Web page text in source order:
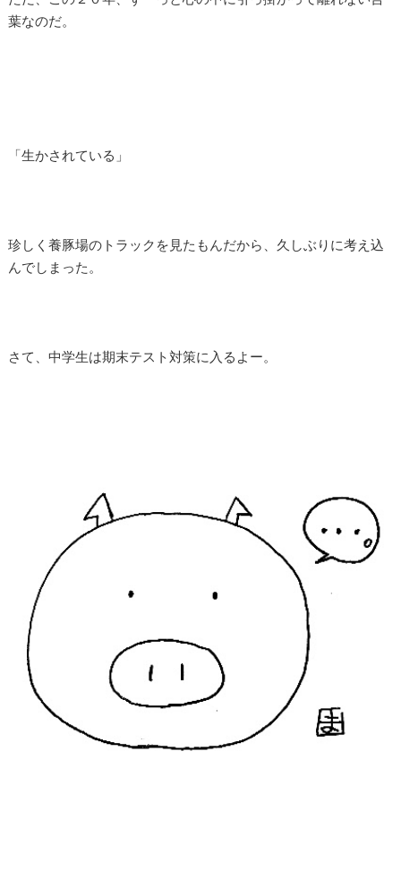
葉なのだ。
「生かされている」
珍しく養豚場のトラックを見たもんだから、久しぶりに考え込
んでしまった。
さて、中学生は期末テスト対策に入るよー。